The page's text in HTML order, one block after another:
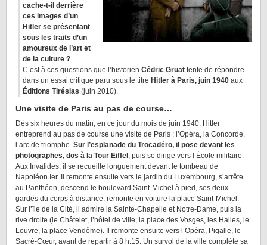
cache-t-il derrière
ces images d’un
Hitler se présentant
sous les traits d’un
amoureux de l’art et
de la culture ?
C’est à ces questions que l’historien Cédric Gruat tente de répondre
dans un essai critique paru sous le titre Hitler à Paris, juin 1940 aux
Éditions Tirésias (juin 2010).
Une visite de Paris au pas de course…
Dès six heures du matin, en ce jour du mois de juin 1940, Hitler
entreprend au pas de course une visite de Paris : l’Opéra, la Concorde,
l’arc de triomphe. Sur l’esplanade du Trocadéro, il pose devant les
photographes, dos à la Tour Eiffel , puis se dirige vers l’École militaire.
Aux Invalides, il se recueille longuement devant le tombeau de
Napoléon Ier. Il remonte ensuite vers le jardin du Luxembourg, s’arrête
au Panthéon, descend le boulevard Saint-Michel à pied, ses deux
gardes du corps à distance, remonte en voiture la place Saint-Michel.
Sur l’île de la Cité, il admire la Sainte-Chapelle et Notre-Dame, puis la
rive droite (le Châtelet, l’hôtel de ville, la place des Vosges, les Halles, le
Louvre, la place Vendôme). Il remonte ensuite vers l’Opéra, Pigalle, le
Sacré-Cœur, avant de repartir à 8 h.15. Un survol de la ville complète sa